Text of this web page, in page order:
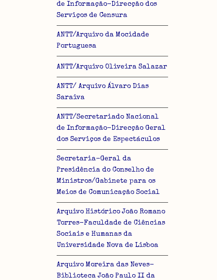
.csv para importação em programas de folha de cálculo
de Informação-Direcção dos
Serviços de Censura
ANTT/Arquivo da Mocidade
Portuguesa
ANTT/Arquivo Oliveira Salazar
ANTT/ Arquivo Álvaro Dias
Saraiva
ANTT/Secretariado Nacional
de Informação-Direcção Geral
dos Serviços de Espectáculos
Secretaria-Geral da
Presidência do Conselho de
Ministros/Gabinete para os
Meios de Comunicação Social
Arquivo Histórico João Romano
Torres-Faculdade de Ciências
Sociais e Humanas da
Universidade Nova de Lisboa
Arquivo Moreira das Neves-
Biblioteca João Paulo II da